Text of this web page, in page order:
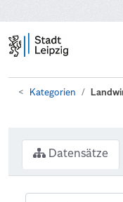
Kategorien
Datensätze